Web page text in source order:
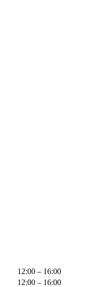
12:00 – 16:00
12:00 – 16:00